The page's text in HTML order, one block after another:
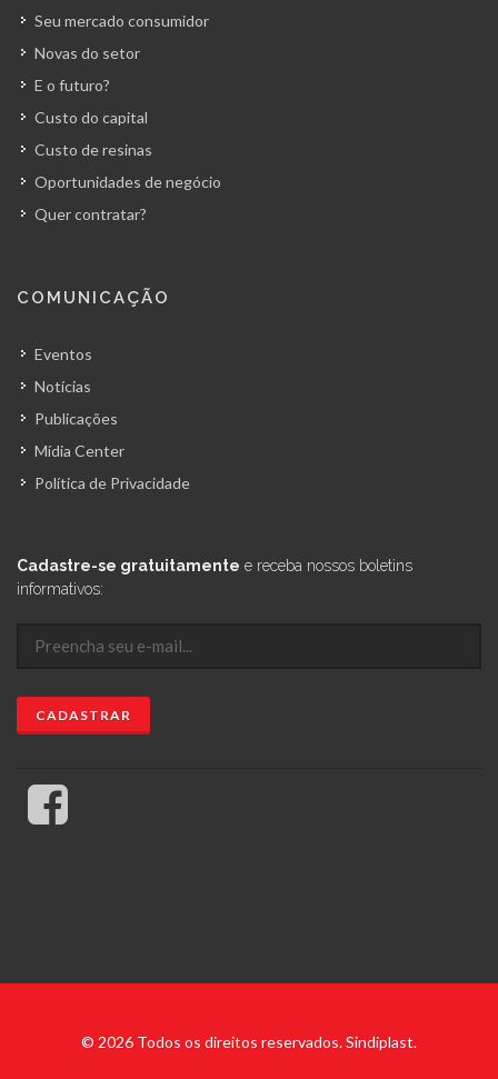
Seu mercado consumidor
Novas do setor
E o futuro?
Custo do capital
Custo de resinas
Oportunidades de negócio
Quer contratar?
COMUNICAÇÃO
Eventos
Notícias
Publicações
Mídia Center
Política de Privacidade
Cadastre-se gratuitamente e receba nossos boletins
informativos:
© 2026 Todos os direitos reservados. Sindiplast.